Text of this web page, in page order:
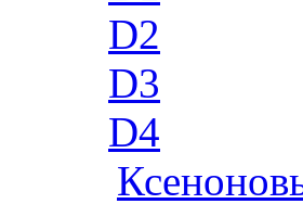
D2
D3
D4